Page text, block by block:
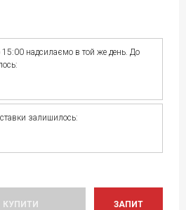
надсилаємо в той же день. До
залишилось:
КУПИТИ ЗАПИТ